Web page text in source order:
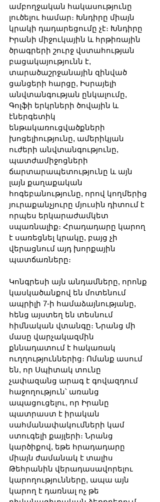
ամբողջական հակասությունը
լուծելու համար։ Խնդիրը միայն
կրակի դադարեցումը չէ։ Խնդիրը
Իրանի միջուկային և հրթիռային
ծրագրերի շուրջ վստահության
բացակայությունն է,
տարածաշրջանային զինված
ցանցերի հարցը, Իսրայելի
անվտանգության ընկալումը,
Գոլֆի երկրների ծովային և
էներգետիկ
ենթակառուցվածքների
խոցելիությունը, ամերիկյան
ուժերի անվտանգությունը,
պատժամիջոցների
ճարտարապետությունը և այն
լայն քաղաքական
հոգեբանությունը, որով կողմերից
յուրաքանչյուրը մյուսին դիտում է
որպես երկարաժամկետ
սպառնալիք։ Հրադադարը կարող
է սառեցնել կրակը, բայց չի
վերացնում այդ խորքային
պատճառները։
Կոնգրեսի այն անդամները, որոնք
կասկածանքով են մոտենում
ապրիլի 7-ի համաձայնությանը,
հենց այստեղ են տեսնում
հիմնական վտանգը։ Նրանց մի
մասը վարչակազմին
քննադատում է հակառակ
ուղղություններից։ Ոմանք ասում
են, որ Սպիտակ տունը
չափազանց արագ է գովազդում
հաջողություն՝ առանց
ապացուցելու, որ Իրանը
պատրաստ է իրական
սահմանափակումների կամ
ստուգելի քայլերի։ Նրանց
կարծիքով, եթե հրադադարը
միայն ժամանակ է տալիս
Թեհրանին վերադասավորելու
կարողությունները, ապա այն
կարող է դառնալ ոչ թե